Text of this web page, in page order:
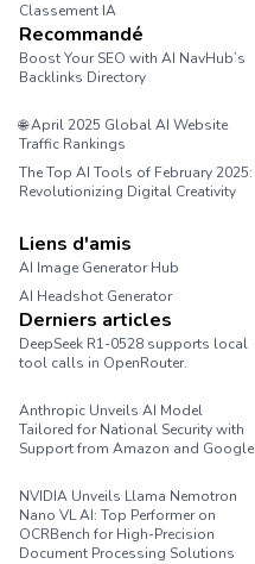
Classement IA
Recommandé
Boost Your SEO with AI NavHub’s
Backlinks Directory
🌐 April 2025 Global AI Website
Traffic Rankings
The Top AI Tools of February 2025:
Revolutionizing Digital Creativity
Liens d'amis
AI Image Generator Hub
AI Headshot Generator
Derniers articles
DeepSeek R1-0528 supports local
tool calls in OpenRouter.
Anthropic Unveils AI Model
Tailored for National Security with
Support from Amazon and Google
NVIDIA Unveils Llama Nemotron
Nano VL AI: Top Performer on
OCRBench for High-Precision
Document Processing Solutions